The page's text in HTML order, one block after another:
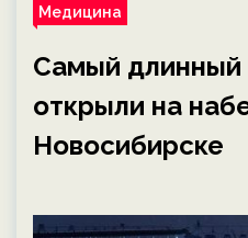
Медицина
Самый длинный
открыли на
Новосибирске